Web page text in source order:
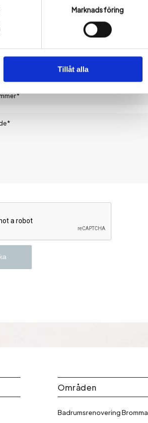
Marknadsföring
Tillåt alla
Områden
Badrumsrenovering Bromma